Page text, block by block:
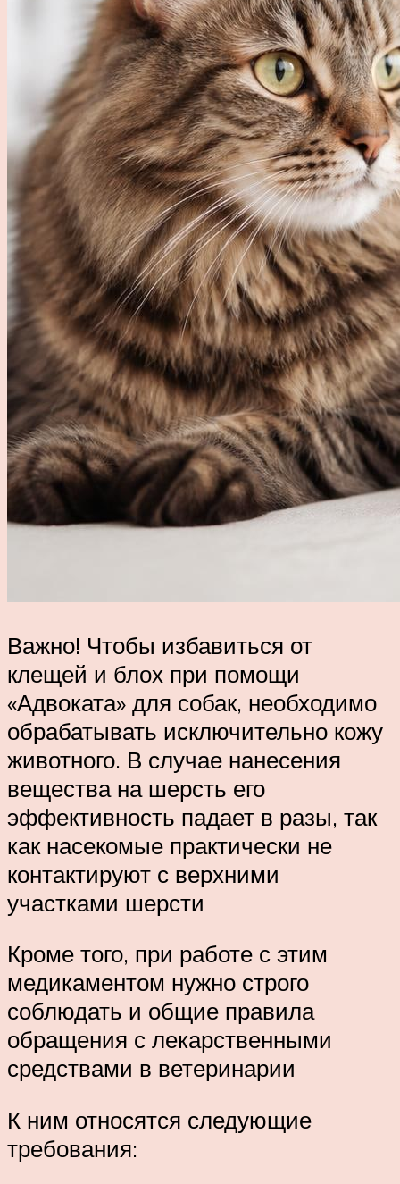
Важно! Чтобы избавиться от
клещей и блох при помощи
«Адвоката» для собак, необходимо
обрабатывать исключительно кожу
животного. В случае нанесения
вещества на шерсть его
эффективность падает в разы, так
как насекомые практически не
контактируют с верхними
участками шерсти
Кроме того, при работе с этим
медикаментом нужно строго
соблюдать и общие правила
обращения с лекарственными
средствами в ветеринарии
К ним относятся следующие
требования: